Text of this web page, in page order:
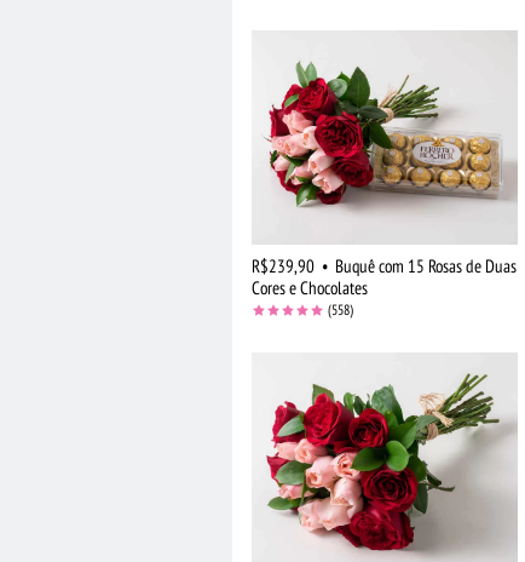
R$239,90 • Buquê com 15 Rosas de Duas
Cores e Chocolates
(558)